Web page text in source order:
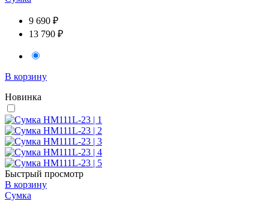
9 690 ₽
13 790 ₽
В корзину
Новинка
Быстрый просмотр
В корзину
Сумка